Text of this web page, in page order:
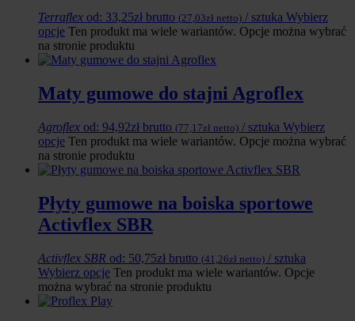
Terraflex od: 33,25zł brutto (27,03zł netto) / sztuka Wybierz
opcje Ten produkt ma wiele wariantów. Opcje można wybrać
na stronie produktu
Maty gumowe do stajni Agroflex
Agroflex od: 94,92zł brutto (77,17zł netto) / sztuka Wybierz
opcje Ten produkt ma wiele wariantów. Opcje można wybrać
na stronie produktu
Płyty gumowe na boiska sportowe
Activflex SBR
Activflex SBR od: 50,75zł brutto (41,26zł netto) / sztuka
Wybierz opcje Ten produkt ma wiele wariantów. Opcje
można wybrać na stronie produktu